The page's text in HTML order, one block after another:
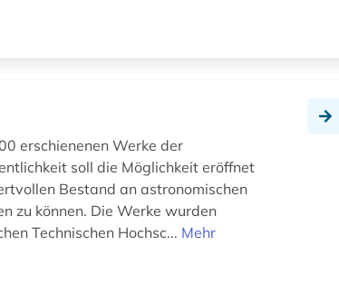
erschienenen Werke der
soll die Möglichkeit eröffnet
Bestand an astronomischen
zu können. Die Werke wurden
Technischen Hochsc... Mehr